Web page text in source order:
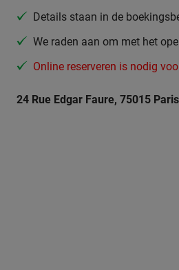
Details staan in de
We raden aan om met het
Online reserveren is nodig
24 Rue Edgar Faure, 75015 Paris